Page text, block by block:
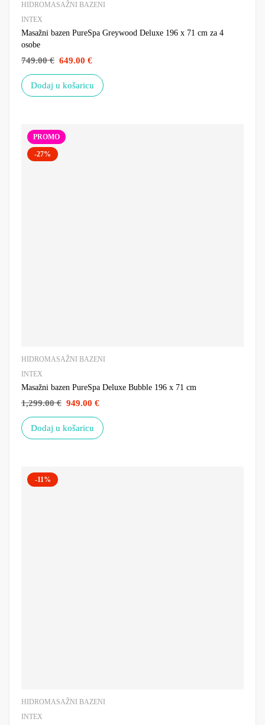
HIDROMASAŽNI BAZENI
INTEX
Masažni bazen PureSpa Greywood Deluxe 196 x 71 cm za 4
osobe
749.00€ 649.00 €
Dodaj u košaricu
PROMO
-27%
HIDROMASAŽNI BAZENI
INTEX
Masažni bazen PureSpa Deluxe Bubble 196 x 71 cm
1,299.00€ 949.00 €
Dodaj u košaricu
-11%
HIDROMASAŽNI BAZENI
INTEX